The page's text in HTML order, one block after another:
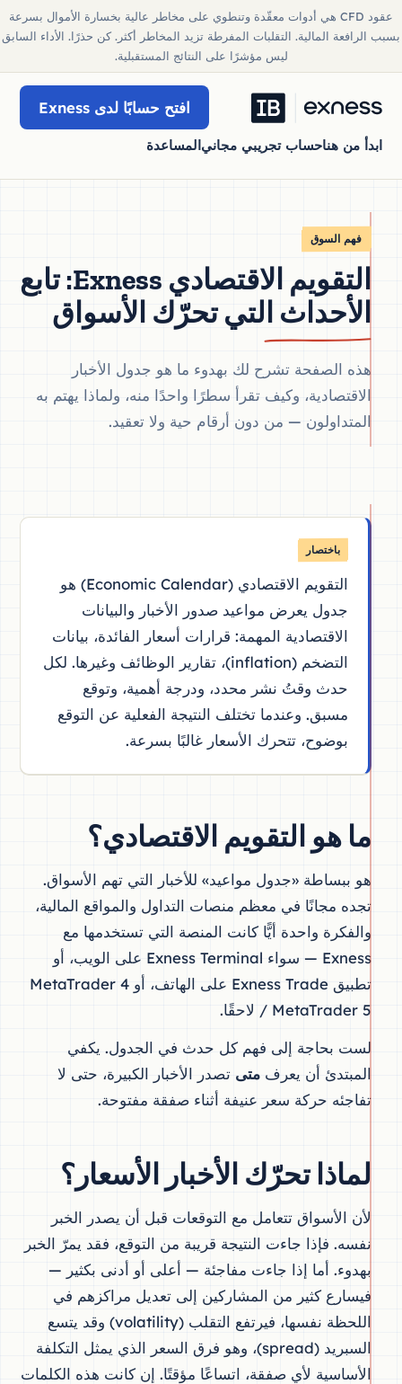
عقود CFD هي أدوات معقّدة وتنطوي على مخاطر عالية بخسارة الأموال بسرعة
بسبب الرافعة المالية. التقلبات المفرطة تزيد المخاطر أكثر. كن حذرًا. الأداء السابق
ليس مؤشرًا على النتائج المستقبلية.
ابدأ من هناحساب تجريبي مجاني المساعدة
افتح حسابًا لدى Exness
فهم السوق
التقويم الاقتصادي Exness: تابع
الأحداث التي تحرّك الأسواق
هذه الصفحة تشرح لك بهدوء ما هو جدول الأخبار
الاقتصادية، وكيف تقرأ سطرًا واحدًا منه، ولماذا يهتم به
المتداولون — من دون أرقام حية ولا تعقيد.
التقويم الاقتصادي (Economic Calendar) هو
جدول يعرض مواعيد صدور الأخبار والبيانات
الاقتصادية المهمة: قرارات أسعار الفائدة، بيانات
التضخم (inflation)، تقارير الوظائف وغيرها. لكل
حدث وقتُ نشر محدد، ودرجة أهمية، وتوقع
مسبق. وعندما تختلف النتيجة الفعلية عن التوقع
بوضوح، تتحرك الأسعار غالبًا بسرعة.
ما هو التقويم الاقتصادي؟
هو ببساطة «جدول مواعيد» للأخبار التي تهم الأسواق.
تجده مجانًا في معظم منصات التداول والمواقع المالية،
والفكرة واحدة أيًّا كانت المنصة التي تستخدمها مع
Exness — سواء Exness Terminal على الويب، أو
تطبيق Exness Trade على الهاتف، أو MetaTrader 4
/ MetaTrader 5 لاحقًا.
لست بحاجة إلى فهم كل حدث في الجدول. يكفي
المبتدئ أن يعرف متى تصدر الأخبار الكبيرة، حتى لا
تفاجئه حركة سعر عنيفة أثناء صفقة مفتوحة.
لماذا تحرّك الأخبار الأسعار؟
لأن الأسواق تتعامل مع التوقعات قبل أن يصدر الخبر
نفسه. فإذا جاءت النتيجة قريبة من التوقع، فقد يمرّ الخبر
بهدوء. أما إذا جاءت مفاجئة — أعلى أو أدنى بكثير —
فيسارع كثير من المشاركين إلى تعديل مراكزهم في
اللحظة نفسها، فيرتفع التقلب (volatility) وقد يتسع
السبريد (spread)، وهو فرق السعر الذي يمثل التكلفة
الأساسية لأي صفقة، اتساعًا مؤقتًا. إن كانت هذه الكلمات